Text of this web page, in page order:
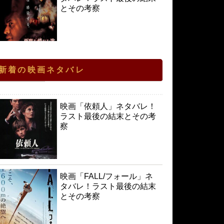
とその考察
着の映画ネタバレ
映画「依頼人」ネタバレ！
ラスト最後の結末とその考
察
映画「FALL/フォール」ネ
タバレ！ラスト最後の結末
とその考察